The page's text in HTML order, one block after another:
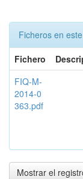
Ficheros en
Fichero
FIQ-M-
2014-0
363.pdf
Mostrar el